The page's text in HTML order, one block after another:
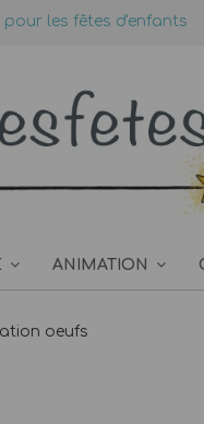
les fêtes d'enfants
ANIMATION
oeufs